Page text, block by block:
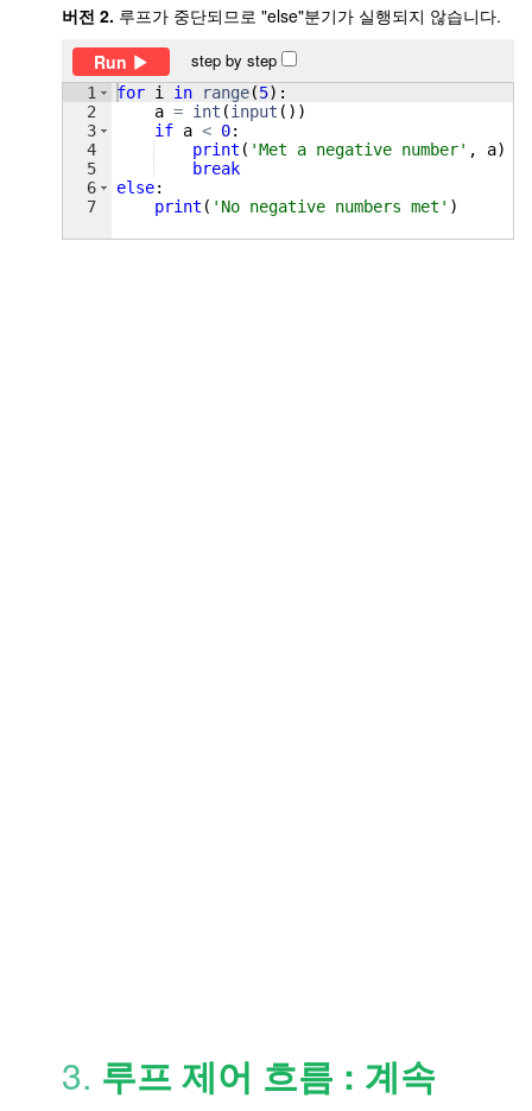
버전 2. 루프가 중단되므로 "else"분기가 실행되지 않습니다.
Run
step by step
1
2
3
4
5
6
7
for i in range(5) :
a = int (input ( ))
if a < 0:
print ( 'Met a negative number' , a)
break
else:
print ( 'No negative numbers met' )
3. 루프 제어 흐름 : 계속